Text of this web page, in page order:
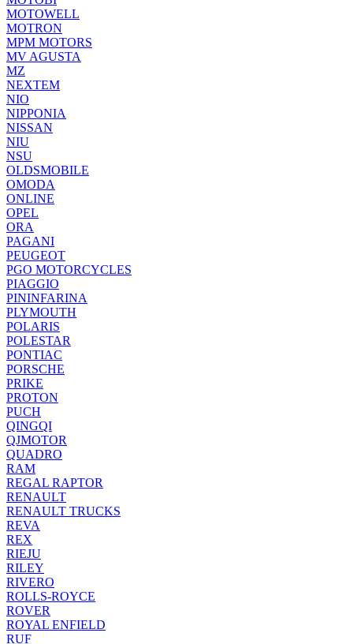
MOTOWELL
MOTRON
MPM MOTORS
MV AGUSTA
MZ
NEXTEM
NIO
NIPPONIA
NISSAN
NIU
NSU
OLDSMOBILE
OMODA
ONLINE
OPEL
ORA
PAGANI
PEUGEOT
PGO MOTORCYCLES
PIAGGIO
PININFARINA
PLYMOUTH
POLARIS
POLESTAR
PONTIAC
PORSCHE
PRIKE
PROTON
PUCH
QINGQI
QJMOTOR
QUADRO
RAM
REGAL RAPTOR
RENAULT
RENAULT TRUCKS
REVA
REX
RIEJU
RILEY
RIVERO
ROLLS-ROYCE
ROVER
ROYAL ENFIELD
RUF